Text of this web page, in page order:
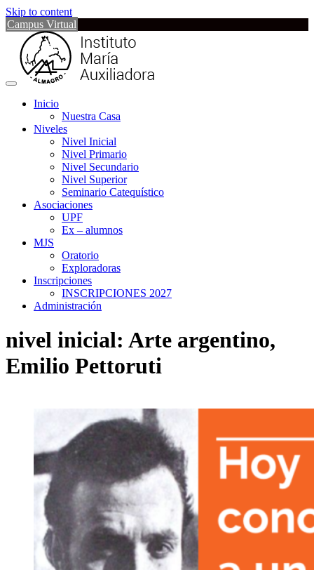
Skip to content
Campus Virtual
Inicio
Nuestra Casa
Niveles
Nivel Inicial
Nivel Primario
Nivel Secundario
Nivel Superior
Seminario Catequístico
Asociaciones
UPF
Ex – alumnos
MJS
Oratorio
Exploradoras
Inscripciones
INSCRIPCIONES 2027
Administración
nivel inicial: Arte argentino,
Emilio Pettoruti